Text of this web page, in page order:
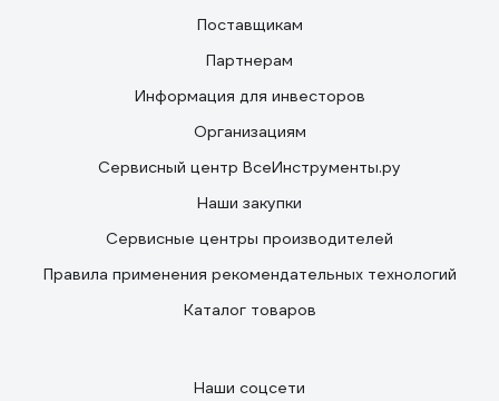
Поставщикам
Партнерам
Информация для инвесторов
Организациям
Сервисный центр ВсеИнструменты.ру
Наши закупки
Сервисные центры производителей
Правила применения рекомендательных технологий
Каталог товаров
Наши соцсети